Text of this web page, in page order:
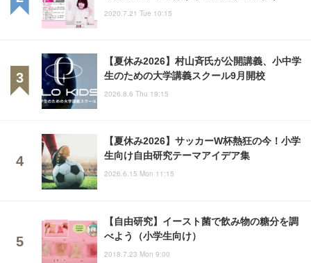
2020.7.21 Tue 10:15
【夏休み2026】村山斉氏が公開講義、小中学
生のための大学講義スクール9月開校
2026.8.6 Thu 19:15
【夏休み2026】サッカーW杯熱狂の今！小学
生向け自由研究テーマアイデア集
2026.6.15 Mon 11:15
【自由研究】イースト菌で飲み物の糖分を調
べよう（小学生向け）
2018.7.23 Mon 9:00